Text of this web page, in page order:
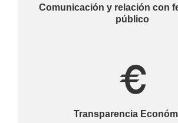
Comunicación y relación con
público
Transparencia